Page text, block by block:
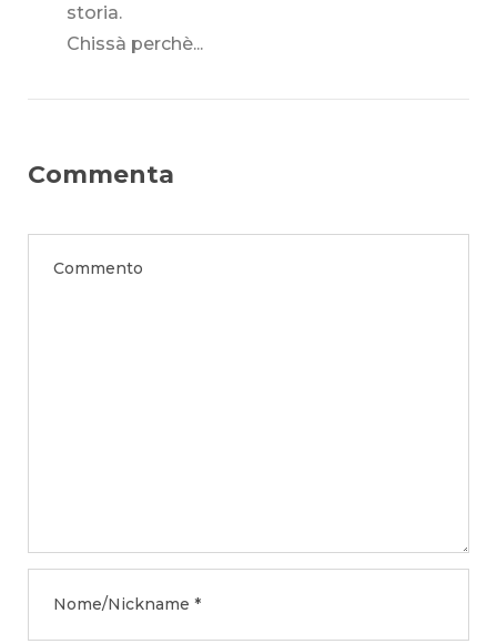
storia.
Chissà perchè...
Commenta